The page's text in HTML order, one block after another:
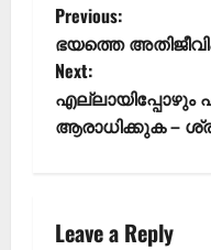
Previous:
ഭയത്തെ
Next:
എല്ലായിപ്പോഴും
ആരാധിക്കുക –
Leave a Reply